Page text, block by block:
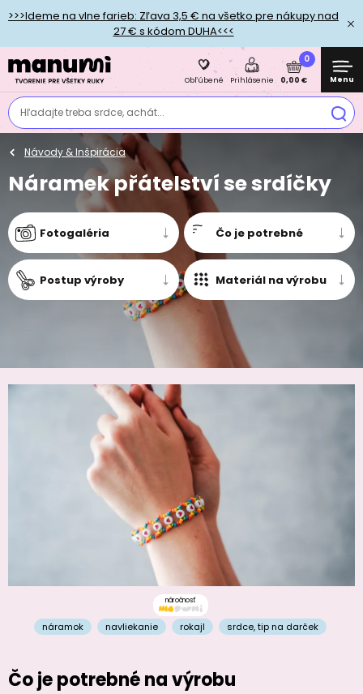
>>>Ideme na vlne farieb: Zľava 3,5 € na všetko pre nákupy nad
27 € s kódom DUHA<<<
Hľadajte treba srdce, achát...
Obľúbené Prihlásenie
0
0,00 € Menu
Návody & Inšpirácia
Náramek přátelství se srdíčky
Fotogaléria Čo je potrebné
Postup výroby Materiál na výrobu
náročnosť
náramok navliekanie rokajl srdce,tip na darček
Čo je potrebné na výrobu